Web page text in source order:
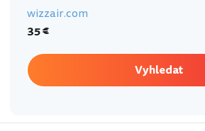
wizzair.com
35 €
Vyhledat